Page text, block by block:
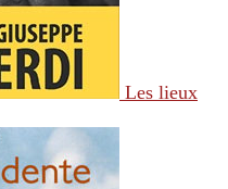
Les lieux